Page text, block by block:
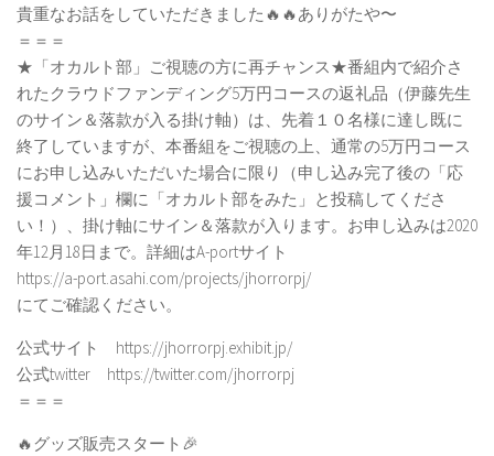
貴重なお話をしていただきました🔥🔥ありがたや〜
＝＝＝
★「オカルト部」ご視聴の方に再チャンス★番組内で紹介さ
れたクラウドファンディング5万円コースの返礼品（伊藤先生
のサイン＆落款が入る掛け軸）は、先着１０名様に達し既に
終了していますが、本番組をご視聴の上、通常の5万円コース
にお申し込みいただいた場合に限り（申し込み完了後の「応
援コメント」欄に「オカルト部をみた」と投稿してくださ
い！）、掛け軸にサイン＆落款が入ります。お申し込みは2020
年12月18日まで。詳細はA-portサイト
https://a-port.asahi.com/projects/jhorrorpj/
にてご確認ください。
公式サイト https://jhorrorpj.exhibit.jp/
公式twitter https://twitter.com/jhorrorpj
＝＝＝
🔥グッズ販売スタート🎉